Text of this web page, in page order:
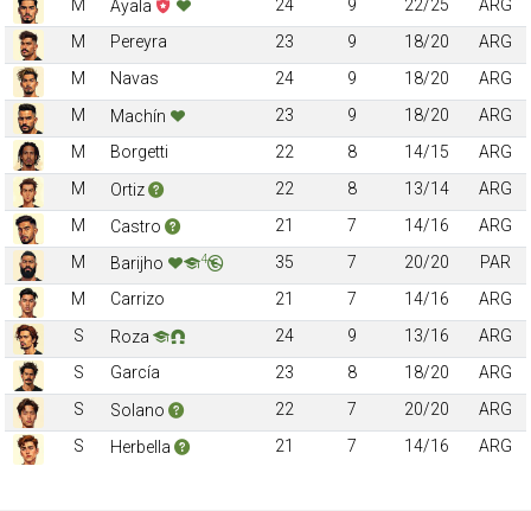
M
Ayala 24 9 22/25
ARG
M
Pereyra 23 9 18/20
ARG
M
Navas 24 9 18/20
ARG
M
Machín 23 9 18/20
ARG
M
Borgetti 22 8 14/15
ARG
M
Ortiz 22 8 13/14
ARG
M
Castro 21 7 14/16
ARG
M
Barijho 4 35 7 20/20
PAR
M
Carrizo 21 7 14/16
ARG
S
Roza 24 9 13/16
ARG
S
García 23 8 18/20
ARG
S
Solano 22 7 20/20
ARG
S
Herbella 21 7 14/16 ARG